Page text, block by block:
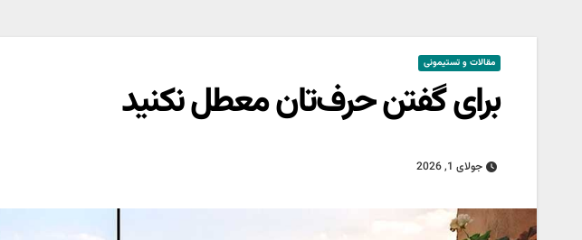
مقالات و تستیمونی
برای گفتن حرف‌تان معطل نکنید
جولای 1, 2026